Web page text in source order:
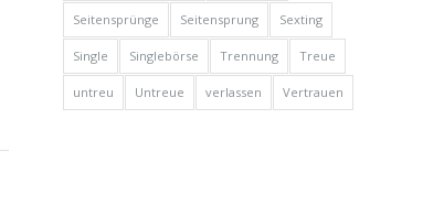
Seitensprünge Seitensprung Sexting
Single Singlebörse Trennung Treue
untreu Untreue verlassen Vertrauen